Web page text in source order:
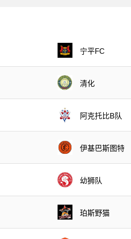
宁平FC
清化
阿克托比B队
伊基巴斯图特
幼狮队
珀斯野猫